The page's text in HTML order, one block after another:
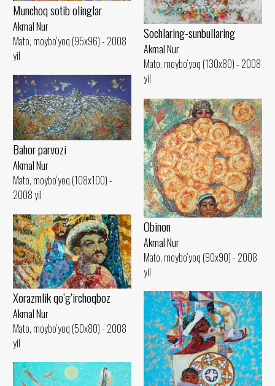
Sochlaring-sunbullaring
Akmal Nur
Mato, moybo‘yoq (130x80) - 2008
yil
Munchoq sotib olinglar
Akmal Nur
Mato, moybo‘yoq (95x96) - 2008
yil
Bahor parvozi
Akmal Nur
Mato, moybo‘yoq (108x100) -
2008 yil
Obinon
Akmal Nur
Mato, moybo‘yoq (90x90) - 2008
yil
Xorazmlik qo’g’irchoqboz
Akmal Nur
Mato, moybo‘yoq (50x80) - 2008
yil